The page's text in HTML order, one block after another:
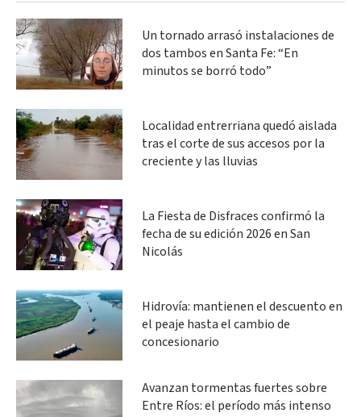
Un tornado arrasó instalaciones de
dos tambos en Santa Fe: “En
minutos se borró todo”
Localidad entrerriana quedó aislada
tras el corte de sus accesos por la
creciente y las lluvias
La Fiesta de Disfraces confirmó la
fecha de su edición 2026 en San
Nicolás
Hidrovía: mantienen el descuento en
el peaje hasta el cambio de
concesionario
Avanzan tormentas fuertes sobre
Entre Ríos: el período más intenso